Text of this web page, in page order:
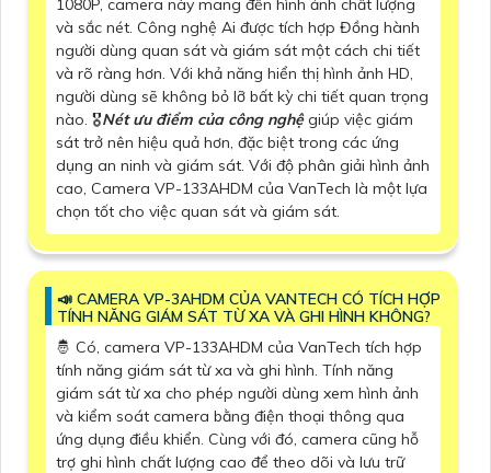
1080P, camera này mang đến hình ảnh chất lượng
và sắc nét. Công nghệ Ai được tích hợp Đồng hành
người dùng quan sát và giám sát một cách chi tiết
và rõ ràng hơn. Với khả năng hiển thị hình ảnh HD,
người dùng sẽ không bỏ lỡ bất kỳ chi tiết quan trọng
nào. 🎖️Nét ưu điểm của công nghệgiúp việc giám
sát trở nên hiệu quả hơn, đặc biệt trong các ứng
dụng an ninh và giám sát. Với độ phân giải hình ảnh
cao, Camera VP-133AHDM của VanTech là một lựa
chọn tốt cho việc quan sát và giám sát.
📣 CAMERA VP-3AHDM CỦA VANTECH CÓ TÍCH HỢP
TÍNH NĂNG GIÁM SÁT TỪ XA VÀ GHI HÌNH KHÔNG?
🤴 Có, camera VP-133AHDM của VanTech tích hợp
tính năng giám sát từ xa và ghi hình. Tính năng
giám sát từ xa cho phép người dùng xem hình ảnh
và kiểm soát camera bằng điện thoại thông qua
ứng dụng điều khiển. Cùng với đó, camera cũng hỗ
trợ ghi hình chất lượng cao để theo dõi và lưu trữ